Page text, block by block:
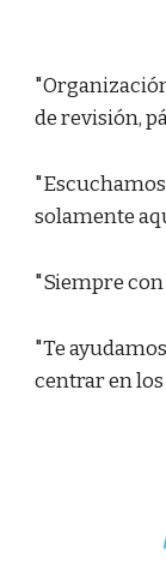
de revisión,
solamente
"Siempre
"Te
centrar en